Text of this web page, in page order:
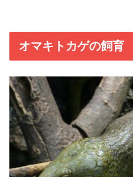
オマキトカゲの飼育